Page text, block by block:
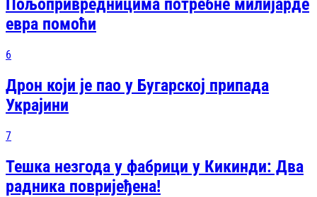
Пољопривредницима потребне милијарде
евра помоћи
6
Дрон који је пао у Бугарској припада
Украјини
7
Тешка незгода у фабрици у Кикинди: Два
радника повријеђена!